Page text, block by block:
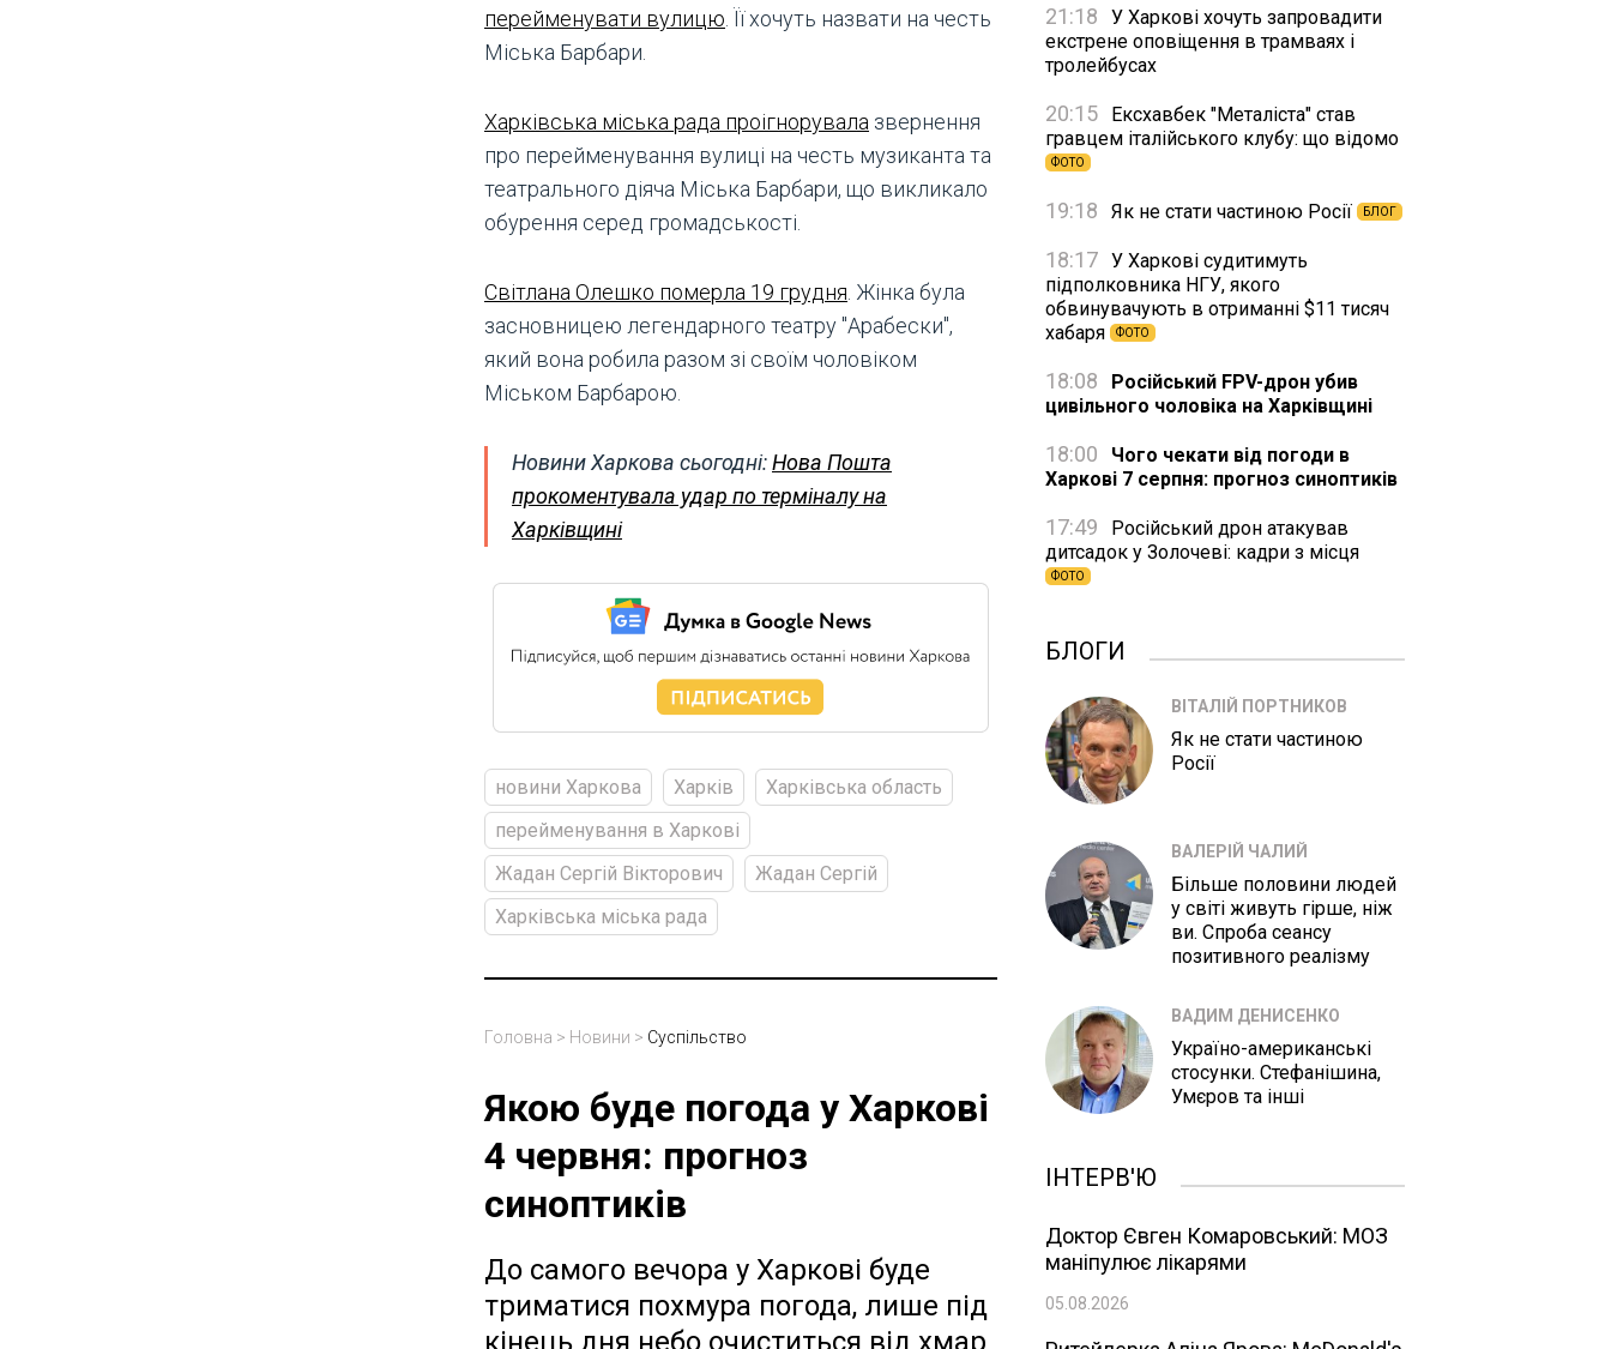
перейменувати вулицю. Її хочуть назвати на честь
Міська Барбари.
Харківська міська рада проігнорувала звернення
про перейменування вулиці на честь музиканта та
театрального діяча Міська Барбари, що викликало
обурення серед громадськості.
Світлана Олешко померла 19 грудня. Жінка була
засновницею легендарного театру "Арабески",
який вона робила разом зі своїм чоловіком
Міськом Барбарою.
Новини Харкова сьогодні:Нова Пошта
прокоментувала удар по терміналу на
Харківщині
новини Харкова Харків
Харківська область
перейменування в Харкові
Жадан Сергій Вікторович
Жадан Сергій
Харківська міська рада
Головна > Новини > Суспільство
Якою буде погода у Харкові
4 червня: прогноз
синоптиків
До самого вечора у Харкові буде
триматися похмура погода, лише під
21:18
У Харкові хочуть запровадити
екстрене оповіщення в трамваях і
тролейбусах
20:15
Ексхавбек "Металіста" став
гравцем італійського клубу: що відомо
ФОТО
19:18 Як не стати частиною Росії БЛОГ
18:17 У Харкові судитимуть
підполковника НГУ, якого
обвинувачують в отриманні $11 тисяч
хабаря
ФОТО
18:08
Російський FPV-дрон убив
цивільного чоловіка на Харківщині
18:00
Чого чекати від погоди в
Харкові 7 серпня: прогноз синоптиків
17:49
Російський дрон атакував
дитсадок у Золочеві: кадри з місця
ФОТО
БЛОГИ
ВІТАЛІЙ ПОРТНИКОВ
Як не стати частиною
Росії
ВАЛЕРІЙ ЧАЛИЙ
Більше половини людей
у світі живуть гірше, ніж
ви. Спроба сеансу
позитивного реалізму
ВАДИМ ДЕНИСЕНКО
Україно-американські
стосунки. Стефанішина,
Умєров та інші
ІНТЕРВ'Ю
Доктор Євген Комаровський: МОЗ
маніпулює лікарями
05.08.2026